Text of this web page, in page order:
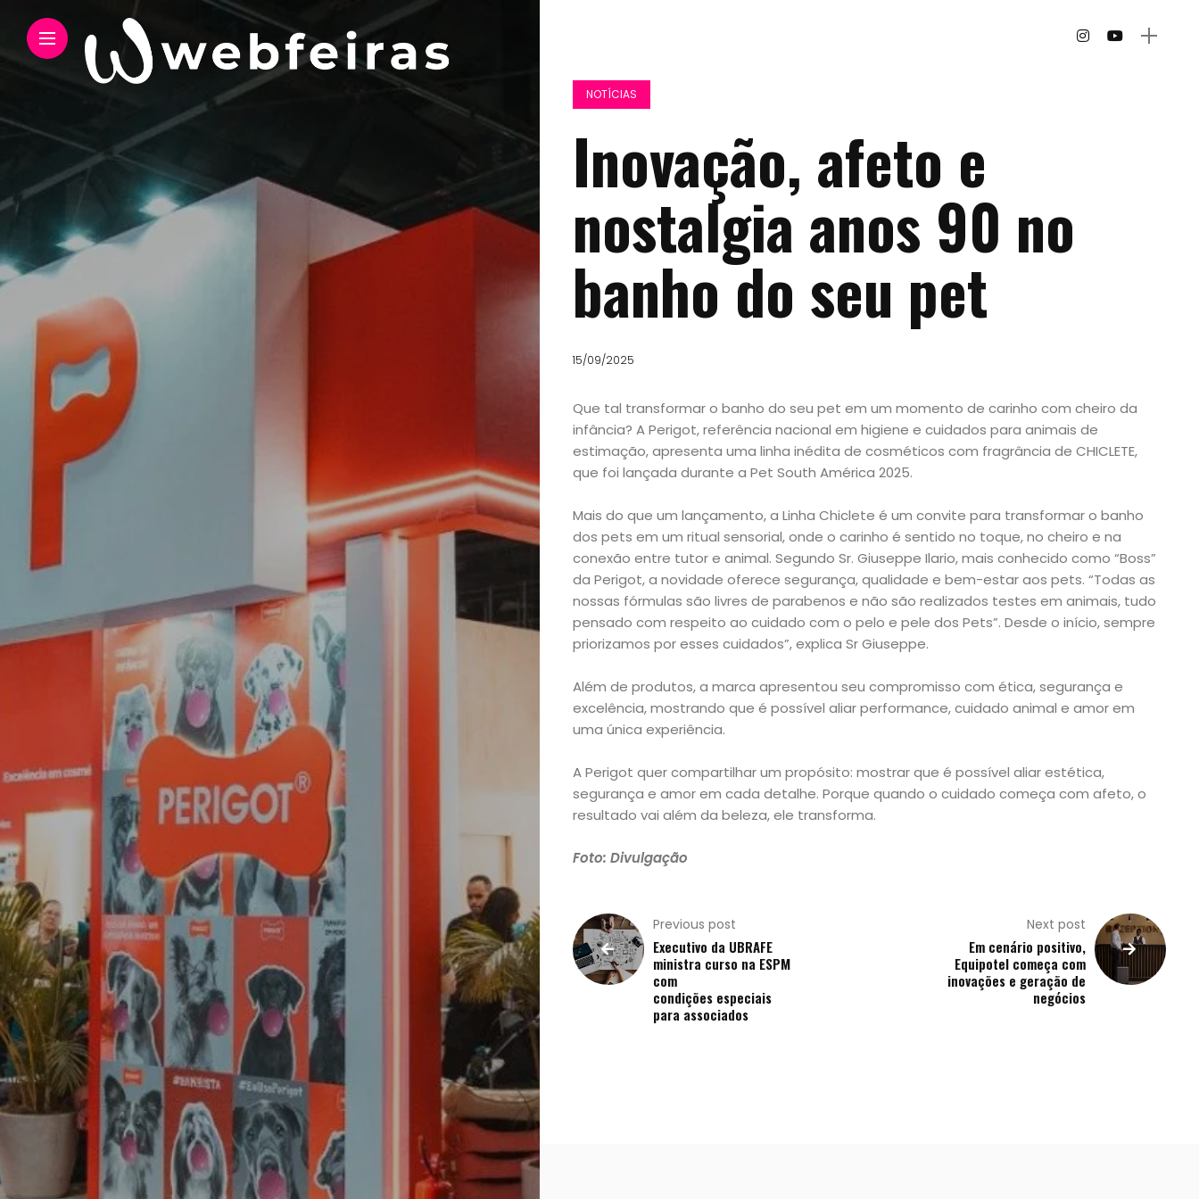
Home
Arte
e
Entretenimento
Empreendedorismo
Feiras
e
Eventos
Gastronomia
Negócios
Notícias
Viagens
NOTÍCIAS
Inovação, afeto e
nostalgia anos 90 no
banho do seu pet
15/09/2025
Que tal transformar o banho do seu pet em um momento de carinho com cheiro da
infância? A Perigot, referência nacional em higiene e cuidados para animais de
estimação, apresenta uma linha inédita de cosméticos com fragrância de CHICLETE,
que foi lançada durante a Pet South América 2025.
Mais do que um lançamento, a Linha Chiclete é um convite para transformar o banho
dos pets em um ritual sensorial, onde o carinho é sentido no toque, no cheiro e na
conexão entre tutor e animal. Segundo Sr. Giuseppe Ilario, mais conhecido como “Boss”
da Perigot, a novidade oferece segurança, qualidade e bem-estar aos pets. “Todas as
nossas fórmulas são livres de parabenos e não são realizados testes em animais, tudo
pensado com respeito ao cuidado com o pelo e pele dos Pets”. Desde o início, sempre
priorizamos por esses cuidados”, explica Sr Giuseppe.
Além de produtos, a marca apresentou seu compromisso com ética, segurança e
excelência, mostrando que é possível aliar performance, cuidado animal e amor em
uma única experiência.
A Perigot quer compartilhar um propósito: mostrar que é possível aliar estética,
segurança e amor em cada detalhe. Porque quando o cuidado começa com afeto, o
resultado vai além da beleza, ele transforma.
Foto: Divulgação
Previous post
Executivo da UBRAFE
ministra curso na ESPM
com
condições especiais
para associados
Next post
Em cenário positivo,
Equipotel começa com
inovações e geração de
negócios